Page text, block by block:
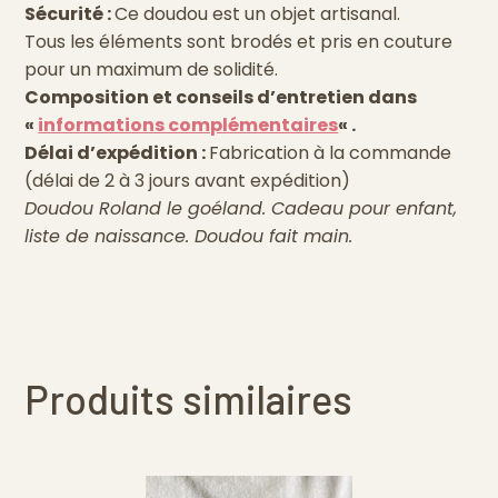
Sécurité :Ce doudou est un objet artisanal.
Tous les éléments sont brodés et pris en couture
pour un maximum de solidité.
Composition et conseils d’entretien dans
« informations complémentaires« .
Délai d’expédition :Fabrication à la commande
(délai de 2 à 3 jours avant expédition)
Doudou Roland le goéland. Cadeau pour enfant,
liste de naissance. Doudou fait main.
Produits similaires